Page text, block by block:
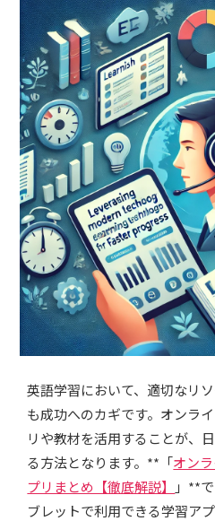
英語学習において、適切なリ
も成功へのカギです。オンラ
リや教材を活用することが、
る方法となります。**「オン
プリまとめ【徹底解説】
」**
ブレットで利用できる学習ア